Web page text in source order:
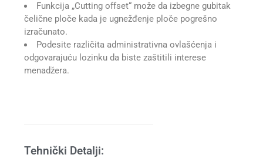
Funkcija „Cutting offset“ može da izbegne gubitak
čelične ploče kada je ugnežđenje ploče pogrešno
izračunato.
Podesite različita administrativna ovlašćenja i
odgovarajuću lozinku da biste zaštitili interese
menadžera.
Tehnički Detalji: